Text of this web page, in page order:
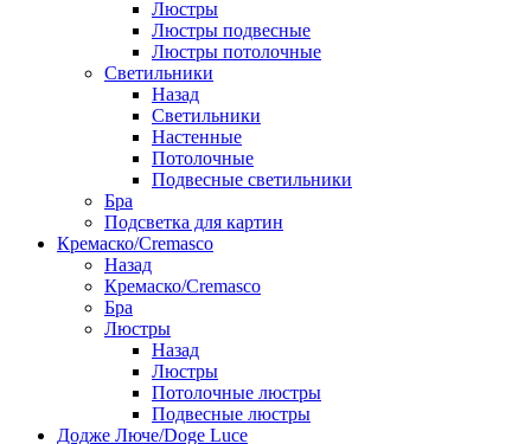
Люстры
Люстры подвесные
Люстры потолочные
Светильники
Назад
Светильники
Настенные
Потолочные
Подвесные светильники
Бра
Подсветка для картин
Кремаско/Cremasco
Назад
Кремаско/Cremasco
Бра
Люстры
Назад
Люстры
Потолочные люстры
Подвесные люстры
Додже Люче/Doge Luce